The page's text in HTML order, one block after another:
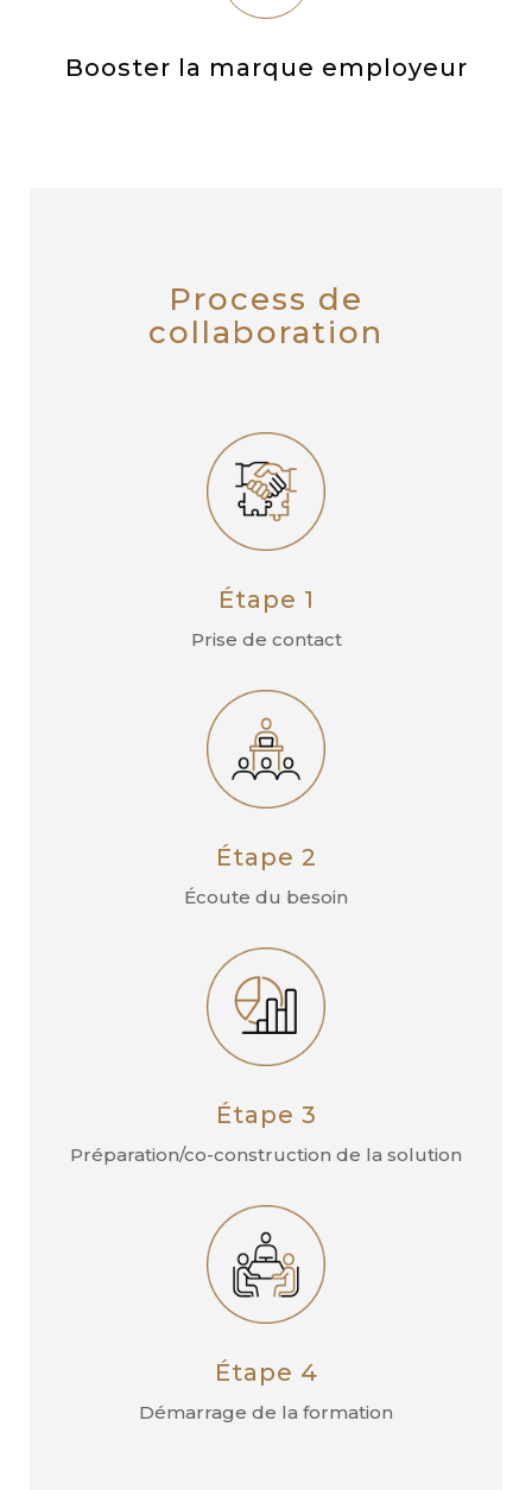
Booster la marque employeur
Process de
collaboration
Étape 1
Prise de contact
Étape 2
Écoute du besoin
Étape 3
Préparation/co-construction de la solution
Étape 4
Démarrage de la formation